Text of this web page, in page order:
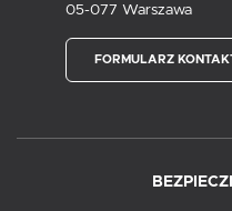
05-077 Warszawa
FORMULARZ